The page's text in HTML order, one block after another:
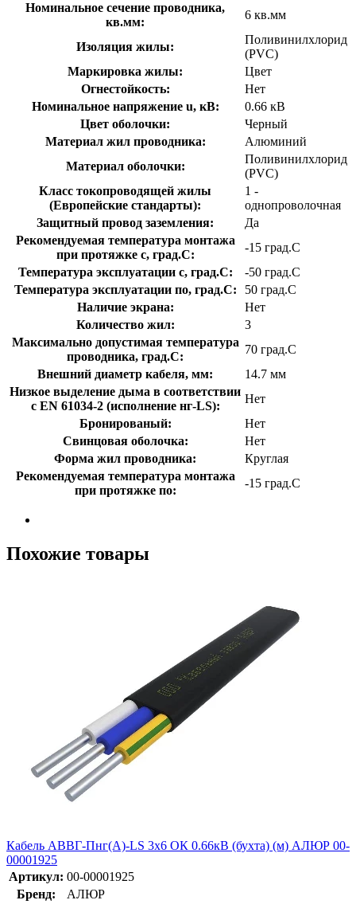
Номинальное сечение проводника,
кв.мм:
6 кв.мм
Изоляция жилы:
Поливинилхлорид
(PVC)
Маркировка жилы:
Цвет
Огнестойкость:
Нет
Номинальное напряжение u, кВ:
0.66 кВ
Цвет оболочки:
Черный
Материал жил проводника:
Алюминий
Материал оболочки:
Поливинилхлорид
(PVC)
Класс токопроводящей жилы
(Европейские стандарты):
1 -
однопроволочная
Защитный провод заземления:
Да
Рекомендуемая температура монтажа
при протяжке с, град.C:
-15 град.C
Температура эксплуатации с, град.C:
-50 град.C
Температура эксплуатации по, град.C:
50 град.C
Наличие экрана:
Нет
Количество жил:
3
Максимально допустимая температура
проводника, град.C:
70 град.C
Внешний диаметр кабеля, мм:
14.7 мм
Низкое выделение дыма в соответствии
с EN 61034-2 (исполнение нг-LS):
Нет
Бронированый:
Нет
Свинцовая оболочка:
Нет
Форма жил проводника:
Круглая
Рекомендуемая температура монтажа
при протяжке по:
-15 град.C
Похожие товары
Кабель АВВГ-Пнг(А)-LS 3х6 ОК 0.66кВ (бухта) (м) АЛЮР 00-
00001925
Артикул: 00-00001925
Бренд:
АЛЮР